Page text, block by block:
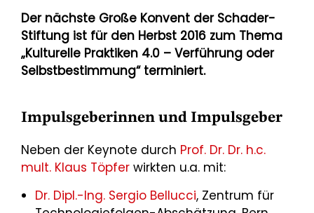
Der nächste Große Konvent der Schader-
Stiftung ist für den Herbst 2016 zum Thema
„Kulturelle Praktiken 4.0 – Verführung oder
Selbstbestimmung“ terminiert.
Impulsgeberinnen und Impulsgeber
Neben der Keynote durch Prof. Dr. Dr. h.c.
mult. Klaus Töpfer wirkten u.a. mit:
Dr. Dipl.-Ing. Sergio Bellucci, Zentrum für